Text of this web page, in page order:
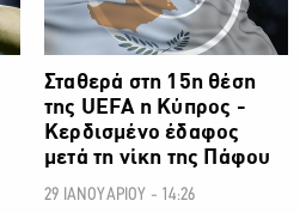
Σταθερά στη 15η θέση
της UEFA η Κύπρος -
Κερδισμένο έδαφος
μετά τη νίκη της Πάφου
29 ΙΑΝΟΥΑΡΙΟΥ - 14:26